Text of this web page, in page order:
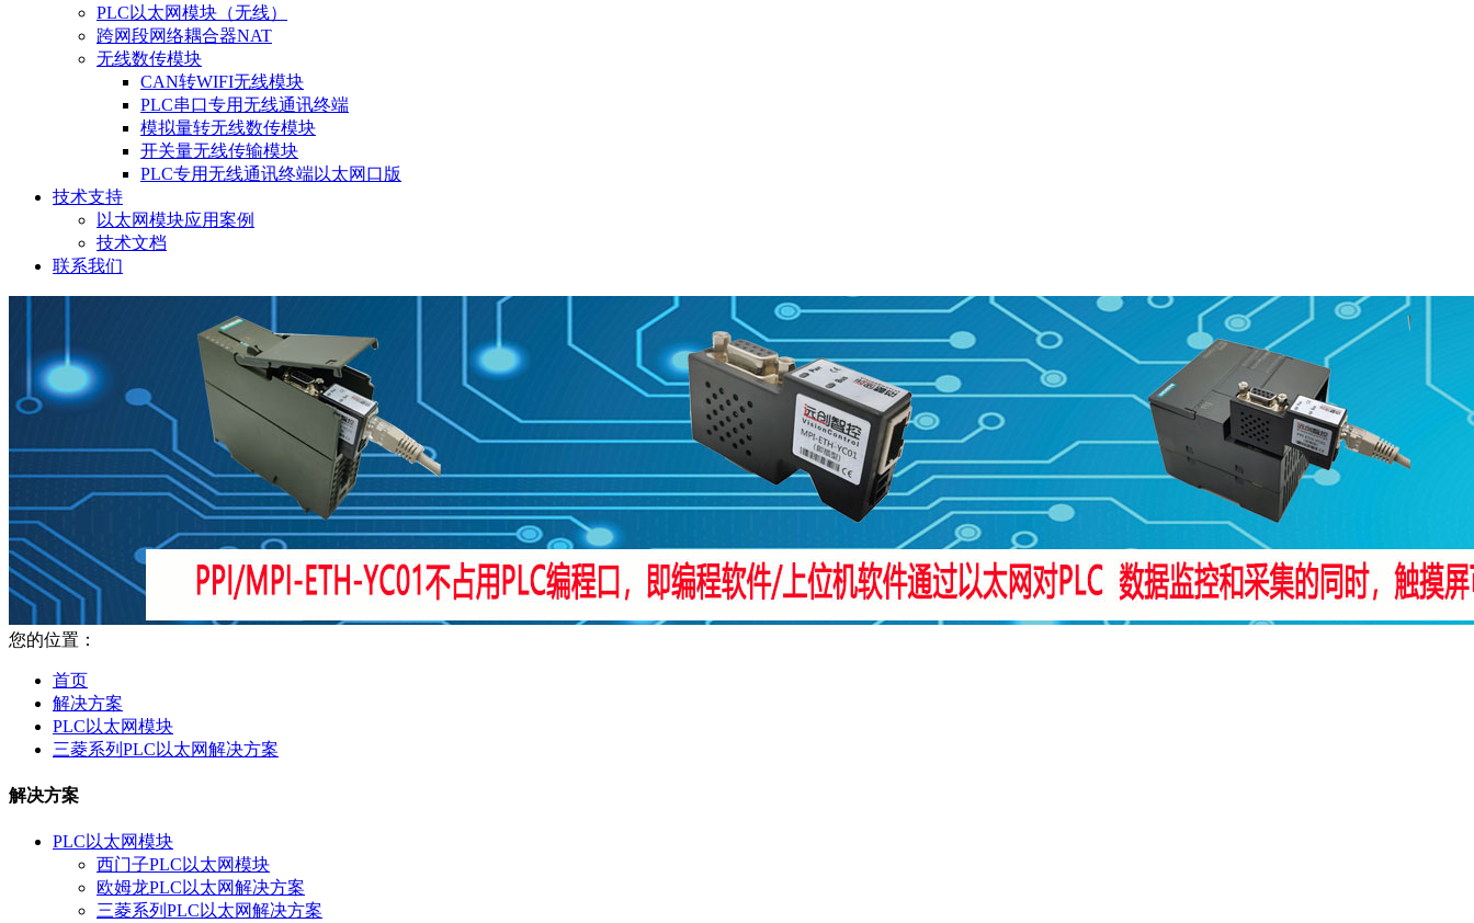
PLC以太网模块（无线）
跨网段网络耦合器NAT
无线数传模块
CAN转WIFI无线模块
PLC串口专用无线通讯终端
模拟量转无线数传模块
开关量无线传输模块
PLC专用无线通讯终端以太网口版
技术支持
以太网模块应用案例
技术文档
联系我们
您的位置：
首页
解决方案
PLC以太网模块
三菱系列PLC以太网解决方案
解决方案
PLC以太网模块
西门子PLC以太网模块
欧姆龙PLC以太网解决方案
三菱系列PLC以太网解决方案